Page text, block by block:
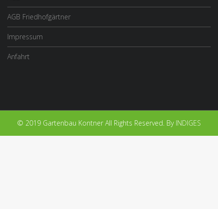
AGB Friedhofgärtner
Impressum
Anfahrt
© 2019 Gartenbau Kontner All Rights Reserved. By INDIGES